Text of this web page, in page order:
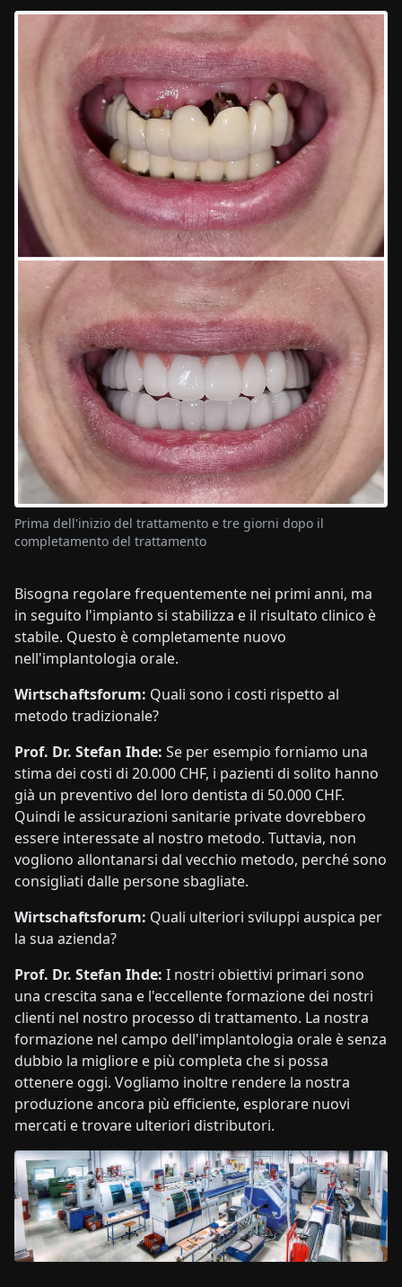
Bisogna regolare frequentemente nei primi anni, ma
in seguito l'impianto si stabilizza e il risultato clinico è
stabile. Questo è completamente nuovo
nell'implantologia orale.
Wirtschaftsforum: Quali sono i costi rispetto al
metodo tradizionale?
Prof. Dr. Stefan Ihde: Se per esempio forniamo una
stima dei costi di 20.000 CHF, i pazienti di solito hanno
già un preventivo del loro dentista di 50.000 CHF.
Quindi le assicurazioni sanitarie private dovrebbero
essere interessate al nostro metodo. Tuttavia, non
vogliono allontanarsi dal vecchio metodo, perché sono
consigliati dalle persone sbagliate.
Wirtschaftsforum: Quali ulteriori sviluppi auspica per
la sua azienda?
Prima dell'inizio del trattamento e tre giorni dopo il
completamento del trattamento
Prof. Dr. Stefan Ihde: I nostri obiettivi primari sono
una crescita sana e l'eccellente formazione dei nostri
clienti nel nostro processo di trattamento. La nostra
formazione nel campo dell'implantologia orale è senza
dubbio la migliore e più completa che si possa
ottenere oggi. Vogliamo inoltre rendere la nostra
produzione ancora più efficiente, esplorare nuovi
mercati e trovare ulteriori distributori.